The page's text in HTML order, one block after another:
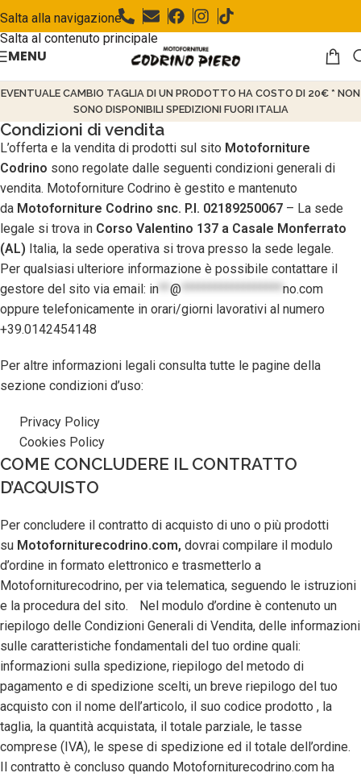
Salta alla navigazione
Salta al contenuto principale
MENU
EVENTUALE CAMBIO TAGLIA DI UN PRODOTTO HA COSTO DI 20€ * NON
SONO DISPONIBILI SPEDIZIONI FUORI ITALIA
Condizioni di vendita
L’offerta e la vendita di prodotti sul sito Motoforniture
Codrino sono regolate dalle seguenti condizioni generali di
vendita. Motoforniture Codrino è gestito e mantenuto
da Motoforniture Codrino snc. P.I. 02189250067 – La sede
legale si trova in Corso Valentino 137 a Casale Monferrato
(AL) Italia, la sede operativa si trova presso la sede legale.
Per qualsiasi ulteriore informazione è possibile contattare il
gestore del sito via email: in**@******************no.com
oppure telefonicamente in orari/giorni lavorativi al numero
+39.0142454148
Per altre informazioni legali consulta tutte le pagine della
sezione condizioni d’uso:
Privacy Policy
Cookies Policy
COME CONCLUDERE IL CONTRATTO
D’ACQUISTO
Per concludere il contratto di acquisto di uno o più prodotti
su Motoforniturecodrino.com, dovrai compilare il modulo
d’ordine in formato elettronico e trasmetterlo a
Motoforniturecodrino, per via telematica, seguendo le istruzioni
e la procedura del sito. Nel modulo d’ordine è contenuto un
riepilogo delle Condizioni Generali di Vendita, delle informazioni
sulle caratteristiche fondamentali del tuo ordine quali:
informazioni sulla spedizione, riepilogo del metodo di
pagamento e di spedizione scelti, un breve riepilogo del tuo
acquisto con il nome dell’articolo, il suo codice prodotto , la
taglia, la quantità acquistata, il totale parziale, le tasse
comprese (IVA), le spese di spedizione ed il totale dell’ordine.
Il contratto è concluso quando Motoforniturecodrino.com ha